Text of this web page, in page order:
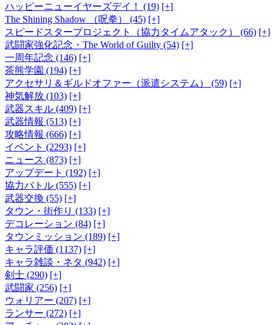
ハッピーニューイヤーズデイ！ (19) [+]
The Shining Shadow （呪拳） (45) [+]
スピードスタープロジェクト（協力タイムアタック） (66) [+]
武闘家強化記念・The World of Guilty (54) [+]
一周年記念 (146) [+]
茶熊学園 (194) [+]
アクセサリ＆ギルドオファー（派遣システム） (59) [+]
神気解放 (103) [+]
武器スキル (409) [+]
武器情報 (513) [+]
攻略情報 (666) [+]
イベント (2293) [+]
ニュース (873) [+]
アップデート (192) [+]
協力バトル (555) [+]
武器交換 (55) [+]
タウン・街作り (133) [+]
デコレーション (84) [+]
タウンミッション (189) [+]
キャラ評価 (1137) [+]
キャラ雑談・ネタ (942) [+]
剣士 (290) [+]
武闘家 (256) [+]
ウォリアー (207) [+]
ランサー (272) [+]